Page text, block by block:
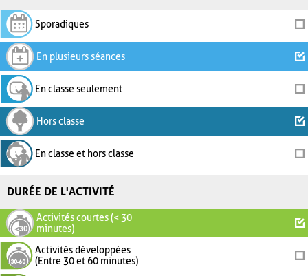
Sporadiques
En plusieurs séances
En classe seulement
Hors classe
En classe et hors classe
DURÉE DE L'ACTIVITÉ
Activités courtes (< 30
minutes)
Activités développées
(Entre 30 et 60 minutes)